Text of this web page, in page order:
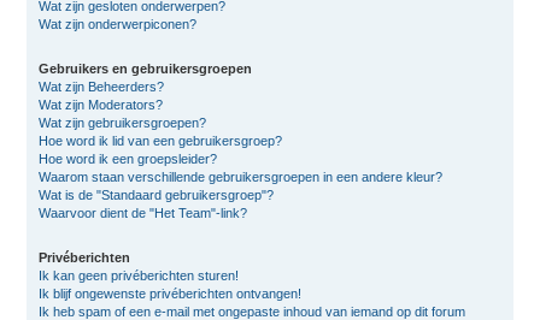
Wat zijn gesloten onderwerpen?
Wat zijn onderwerpiconen?
Gebruikers en gebruikersgroepen
Wat zijn Beheerders?
Wat zijn Moderators?
Wat zijn gebruikersgroepen?
Hoe word ik lid van een gebruikersgroep?
Hoe word ik een groepsleider?
Waarom staan verschillende gebruikersgroepen in een andere kleur?
Wat is de "Standaard gebruikersgroep"?
Waarvoor dient de "Het Team"-link?
Privéberichten
Ik kan geen privéberichten sturen!
Ik blijf ongewenste privéberichten ontvangen!
Ik heb spam of een e-mail met ongepaste inhoud van iemand op dit forum